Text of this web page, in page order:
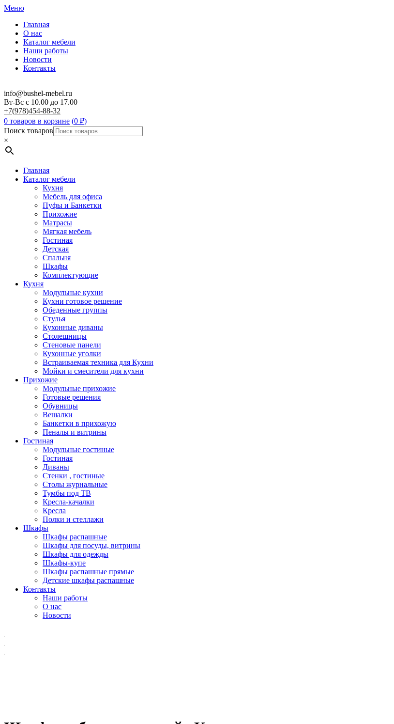
Меню
Главная
О нас
Каталог мебели
Наши работы
Новости
Контакты
info@bushel-mebel.ru
Вт-Вс c 10.00 до 17.00
+7(978)454-88-32
0 товаров в корзине (0 ₽)
Поиск товаров
×
Главная
Каталог мебели
Кухня
Мебель для офиса
Пуфы и Банкетки
Прихожие
Матрасы
Мягкая мебель
Гостиная
Детская
Спальня
Шкафы
Комплектующие
Кухня
Модульные кухни
Кухни готовое решение
Обеденные группы
Стулья
Кухонные диваны
Столешницы
Стеновые панели
Кухонные уголки
Встраиваемая техника для Кухни
Мойки и смесители для кухни
Прихожие
Модульные прихожие
Готовые решения
Обувницы
Вешалки
Банкетки в прихожую
Пеналы и витрины
Гостиная
Модульные гостиные
Гостиная
Диваны
Стенки , гостиные
Столы журнальные
Тумбы под ТВ
Кресла-качалки
Кресла
Полки и стеллажи
Шкафы
Шкафы распашные
Шкафы для посуды, витрины
Шкафы для одежды
Шкафы-купе
Шкафы распашные прямые
Детские шкафы распашные
Контакты
Наши работы
О нас
Новости